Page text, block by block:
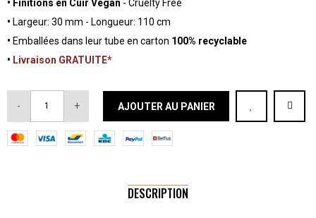
• Finitions en Cuir Vegan - Cruelty Free
• Largeur: 30 mm - Longueur: 110 cm
• Emballées dans leur tube en carton 100% recyclable
• Livraison GRATUITE*
- + AJOUTER AU PANIER
DESCRIPTION